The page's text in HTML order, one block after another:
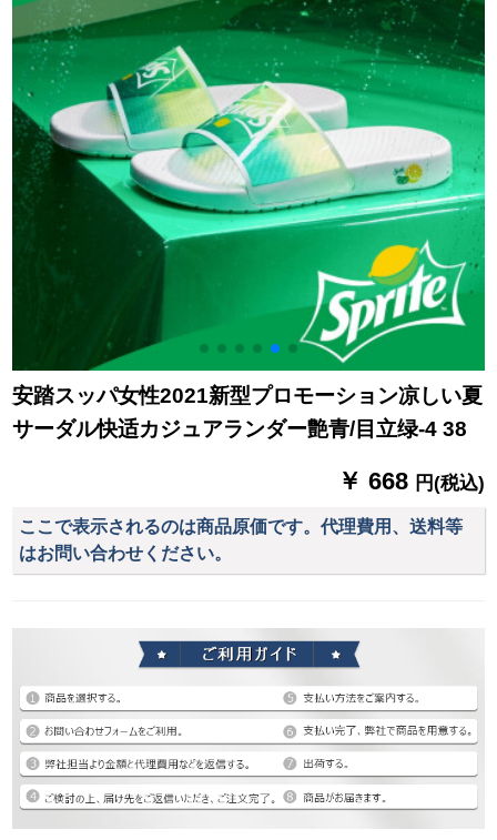
安踏スッパ女性2021新型プロモーション凉しい夏
サーダル快适カジュアランダー艶青/目立绿-4 38
￥ 668 円(税込)
ここで表示されるのは商品原価です。代理費用、送料等
はお問い合わせください。